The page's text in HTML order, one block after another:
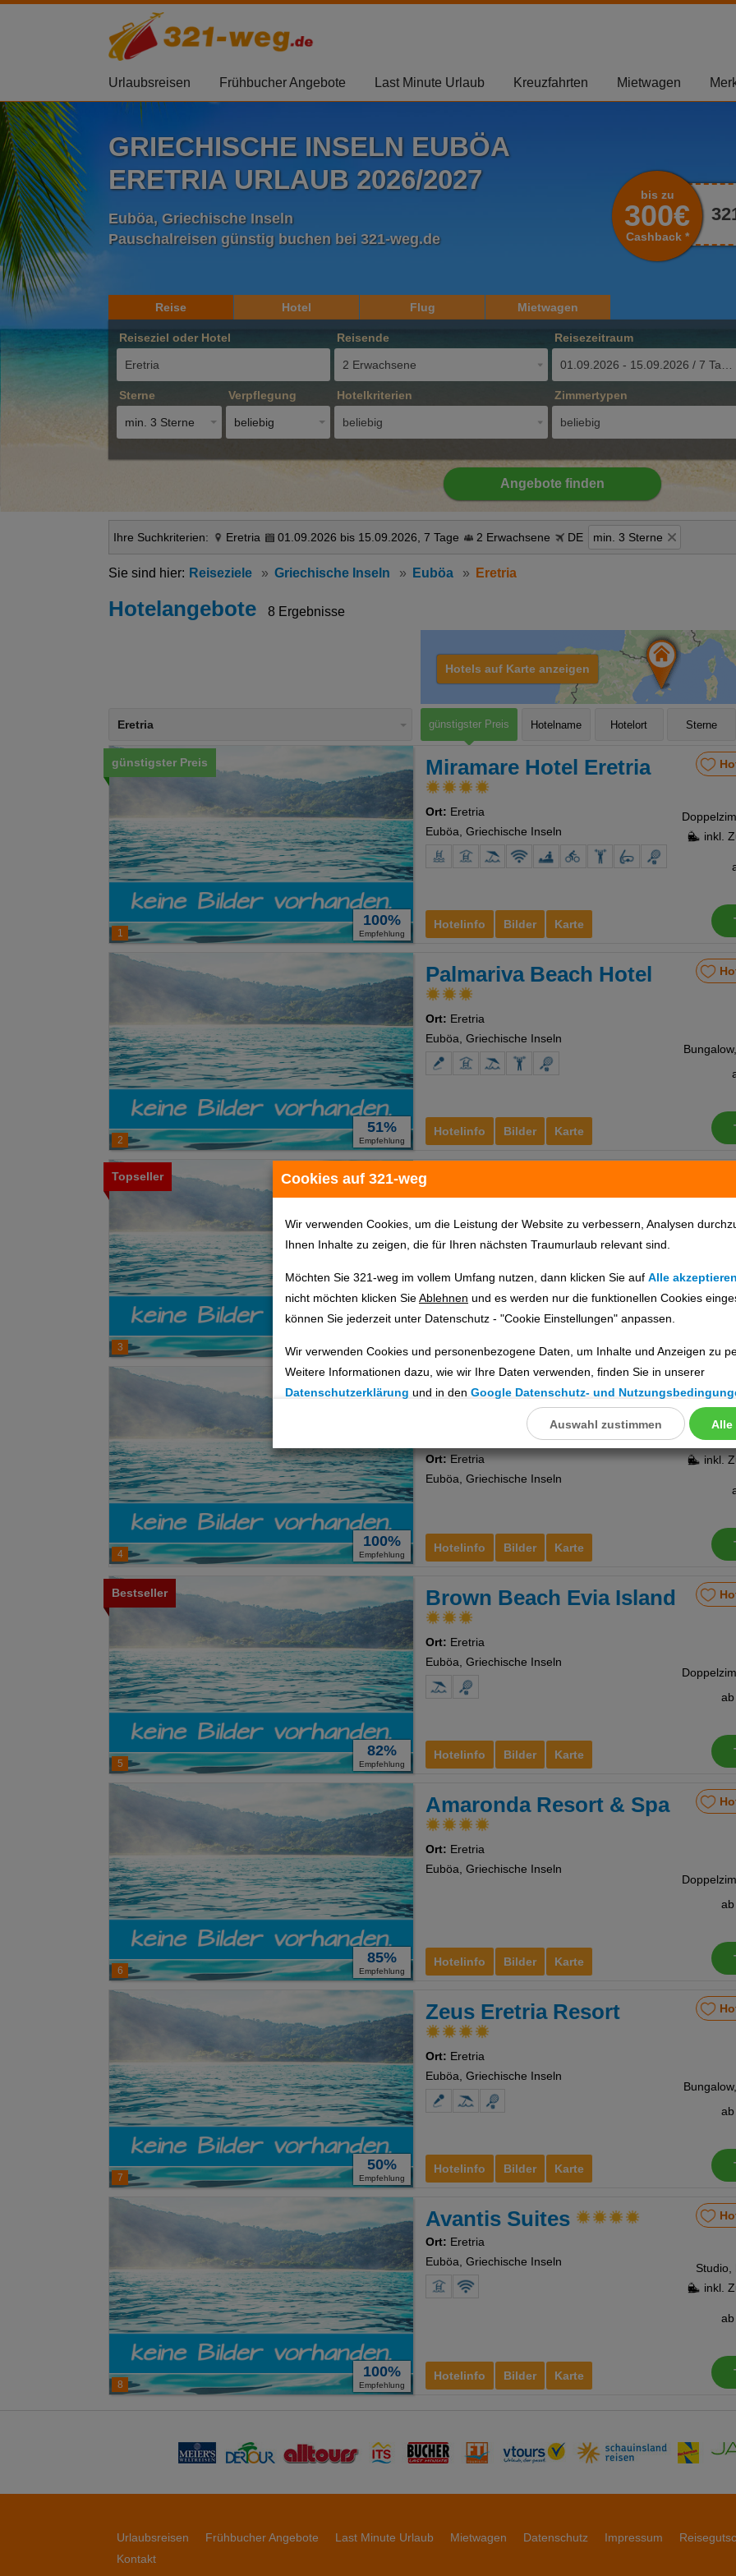
Cookies auf 321-weg
Wir verwenden Cookies, um die Leistung der Website zu verbessern, Analysen
Ihnen Inhalte zu zeigen, die für Ihren nächsten Traumurlaub relevant sind.
Möchten Sie 321-weg im vollem Umfang nutzen, dann klicken Sie auf Alle akzeptieren
nicht möchten klicken SieAblehnen und es werden nur die funktionellen Cookies
können Sie jederzeit unter Datenschutz - "Cookie Einstellungen" anpassen.
Wir verwenden Cookies und personenbezogene Daten, um Inhalte und Anzeigen zu
Weitere Informationen dazu, wie wir Ihre Daten verwenden, finden Sie in unserer
Datenschutzerklärung und in den Google Datenschutz- und
Technische Cookies
Analyse
Social Media Cookies
Advertising
Erweiterte Einstellungen
Alle
Auswahl zustimmen
Urlaubsreisen Frühbucher Angebote Last Minute Urlaub Kreuzfahrten Mietwagen
GRIECHISCHE INSELN EUBÖA
ERETRIA URLAUB 2026/2027
Euböa, Griechische Inseln
Pauschalreisen günstig buchen bei 321-weg.de
bis zu
300€
Cashback *
Reise Hotel Flug Mietwagen
Reiseziel oder Hotel Reisende
2 Erwachsene
Reisezeitraum
01.09.2026 - 15.09.2026 / 7 Tage
Sterne
min. 3 Sterne
Verpflegung
beliebig
Hotelkriterien
beliebig
Zimmertypen
beliebig
Angebote finden
Ihre Suchkriterien: Eretria 01.09.2026 bis 15.09.2026, 7 Tage 2 Erwachsene DE min. 3 Sterne
Reiseziele Griechische Inseln Euböa Eretria
Hotelangebote 8 Ergebnisse
Hotels auf Karte anzeigen
Eretria günstigster Preis Hotelname Hotelort Sterne
1
günstigster Preis
100%
Empfehlung
Hotelinfo Bilder Karte
Miramare Hotel Eretria
Ort: Eretria
Euböa, Griechische Inseln
inkl.
2
51%
Empfehlung
Hotelinfo Bilder Karte
Palmariva Beach Hotel
Ort: Eretria
Euböa, Griechische Inseln
3
Topseller
Empfehlung
Negroponte Resort
Eretria
Ort:Eretria
Euböa, Griechische Inseln
4
100%
Empfehlung
Hotelinfo Bilder Karte
Paradise Resort Evia, a
member of Radisson
Individuals
Ort:Eretria
Euböa, Griechische Inseln
inkl.
5
Bestseller
82%
Empfehlung
Hotelinfo Bilder Karte
Brown Beach Evia Island
Ort: Eretria
Euböa, Griechische Inseln
ab
6
85%
Empfehlung
Hotelinfo Bilder Karte
Amaronda Resort & Spa
Ort: Eretria
Euböa, Griechische Inseln
ab
7
50%
Empfehlung
Hotelinfo Bilder Karte
Zeus Eretria Resort
Ort: Eretria
Euböa, Griechische Inseln
ab
8
100%
Empfehlung
Hotelinfo Bilder Karte
Avantis Suites
Ort: Eretria
Euböa, Griechische Inseln
Studio,
inkl.
ab
Urlaubsreisen Frühbucher Angebote Last Minute Urlaub Mietwagen Datenschutz Impressum
Kontakt